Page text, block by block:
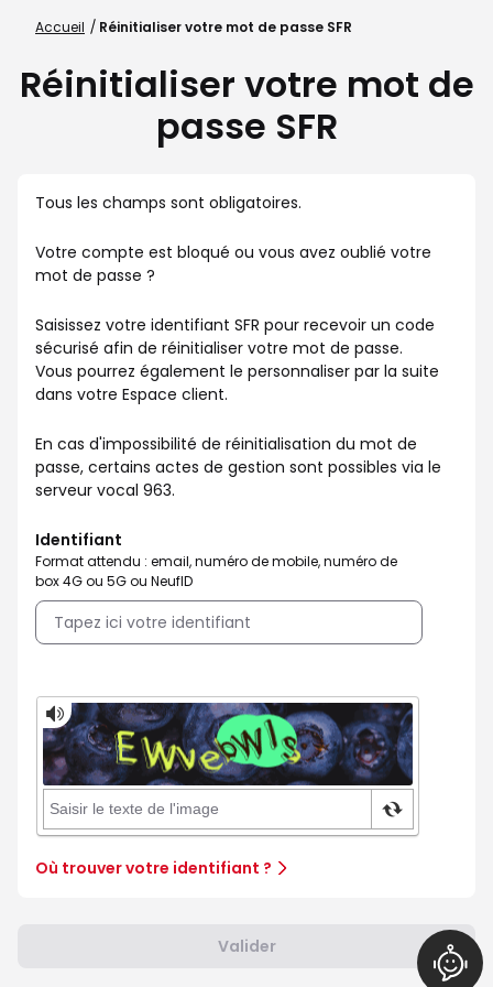
Accueil Réinitialiser votre mot de passe SFR
Réinitialiser votre mot de
passe SFR
Tous les champs sont obligatoires.
Votre compte est bloqué ou vous avez oublié votre
mot de passe ?
Saisissez votre identifiant SFR pour recevoir un code
sécurisé afin de réinitialiser votre mot de passe.
Vous pourrez également le personnaliser par la suite
dans votre Espace client.
En cas d'impossibilité de réinitialisation du mot de
passe, certains actes de gestion sont possibles via le
serveur vocal 963.
Identifiant
Format attendu : email, numéro de mobile, numéro de
box 4G ou 5G ou NeufID
Où trouver votre identifiant ?
Valider